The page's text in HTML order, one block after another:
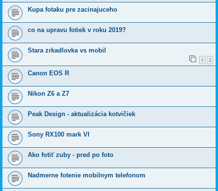
Kupa fotaku pre zacinajuceho
co na upravu fotiek v roku 2019?
Stara zrkadlovka vs mobil
1 2
Canon EOS R
Nikon Z6 a Z7
Peak Design - aktualizácia kotvičiek
Sony RX100 mark VI
Ako fotiť zuby - pred po foto
Nadmerne fotenie mobilnym telefonom